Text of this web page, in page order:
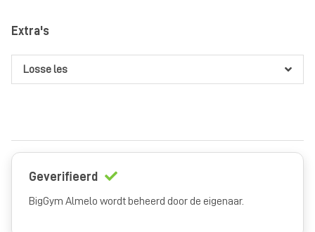
Maand
Kids Maand
maand
Extra's
Losse les
Geverifieerd
BigGym Almelo wordt beheerd door de eigenaar.